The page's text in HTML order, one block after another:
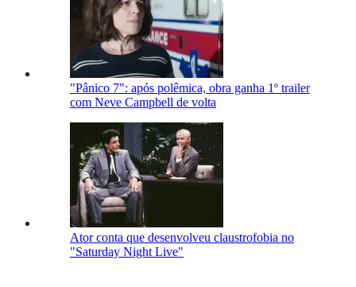
"Pânico 7": após polêmica, obra ganha 1º trailer
com Neve Campbell de volta
Ator conta que desenvolveu claustrofobia no
"Saturday Night Live"